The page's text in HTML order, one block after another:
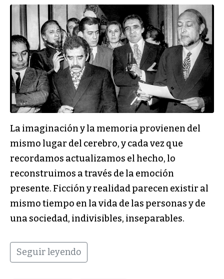
La imaginación y la memoria provienen del
mismo lugar del cerebro, y cada vez que
recordamos actualizamos el hecho, lo
reconstruimos a través de la emoción
presente. Ficción y realidad parecen existir al
mismo tiempo en la vida de las personas y de
una sociedad, indivisibles, inseparables.
Seguir leyendo